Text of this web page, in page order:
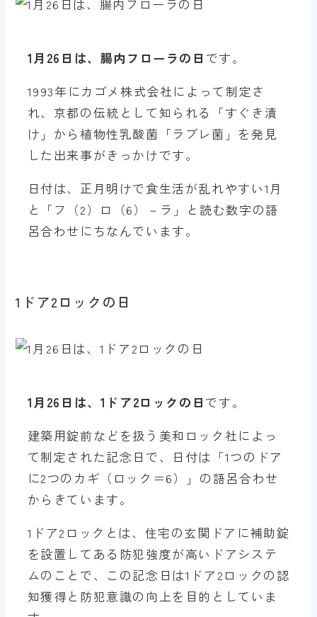
1月26日は、腸内フローラの日 です。
1993年にカゴメ株式会社によって制定さ
れ、京都の伝統として知られる「すぐき漬
け」から植物性乳酸菌「ラブレ菌」を発見
した出来事がきっかけです。
日付は、正月明けで食生活が乱れやすい1月
と「フ（2）ロ（6）－ラ」と読む数字の語
呂合わせにちなんでいます。
1ドア2ロックの日
1月26日は、1ドア2ロックの日 です。
建築用錠前などを扱う美和ロック社によっ
て制定された記念日で、日付は「1つのドア
に2つのカギ（ロック＝6）」の語呂合わせ
からきています。
1ドア2ロックとは、住宅の玄関ドアに補助錠
を設置してある防犯強度が高いドアシステ
ムのことで、この記念日は1ドア2ロックの認
知獲得と防犯意識の向上を目的としていま